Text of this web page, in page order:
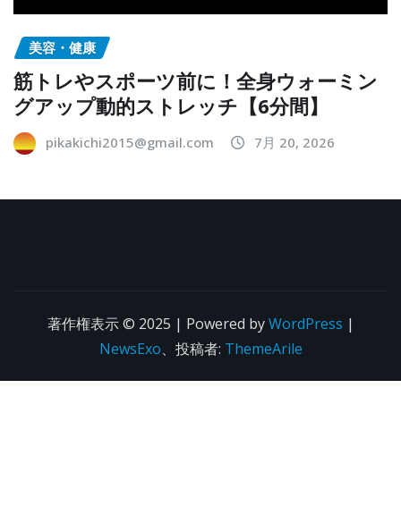
美容・健康
筋トレやスポーツ前に！全身ウォーミン
グアップ動的ストレッチ【6分間】
pikakichi2015@gmail.com 7月 20, 2026
著作権表示 © 2025 | Powered byWordPress |
NewsExo、投稿者: ThemeArile